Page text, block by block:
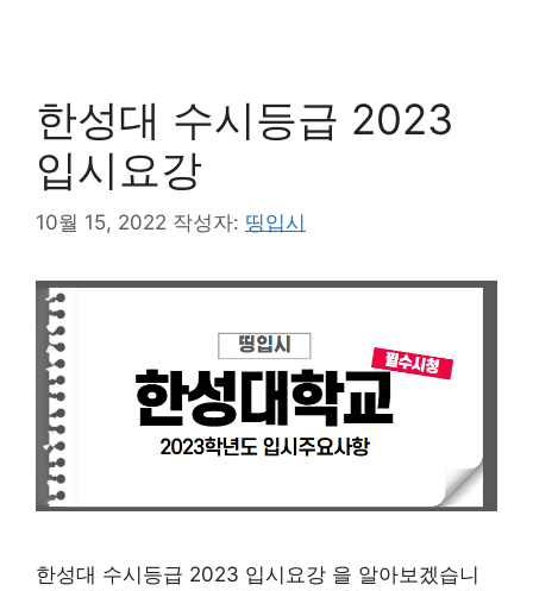
한성대 수시등급 2023
입시요강
10월 15, 2022 작성자: 띵입시
한성대 수시등급 2023 입시요강 을 알아보겠습니